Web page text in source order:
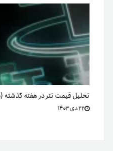
تحلیل قیمت تتر در هفته گذشته (۱۵ تا ۲۱ دی ۱۴۰۳)
۲۲ دی ۱۴۰۳